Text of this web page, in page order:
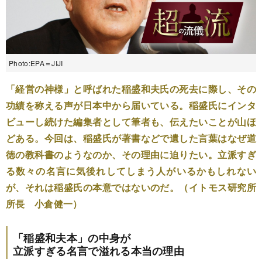
Photo:EPA＝JIJI
「経営の神様」と呼ばれた稲盛和夫氏の死去に際し、その
功績を称える声が日本中から届いている。稲盛氏にインタ
ビューし続けた編集者として筆者も、伝えたいことが山ほ
どある。今回は、稲盛氏が著書などで遺した言葉はなぜ道
徳の教科書のようなのか、その理由に迫りたい。立派すぎ
る数々の名言に気後れしてしまう人がいるかもしれない
が、それは稲盛氏の本意ではないのだ。（イトモス研究所
所長 小倉健一）
「稲盛和夫本」の中身が
立派すぎる名言で溢れる本当の理由